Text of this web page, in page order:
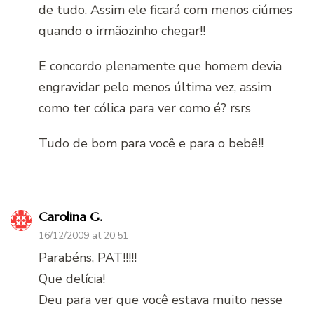
de tudo. Assim ele ficará com menos ciúmes
quando o irmãozinho chegar!!
E concordo plenamente que homem devia
engravidar pelo menos última vez, assim
como ter cólica para ver como é? rsrs
Tudo de bom para você e para o bebê!!
Carolina G.
16/12/2009 at 20:51
Parabéns, PAT!!!!!
Que delícia!
Deu para ver que você estava muito nesse